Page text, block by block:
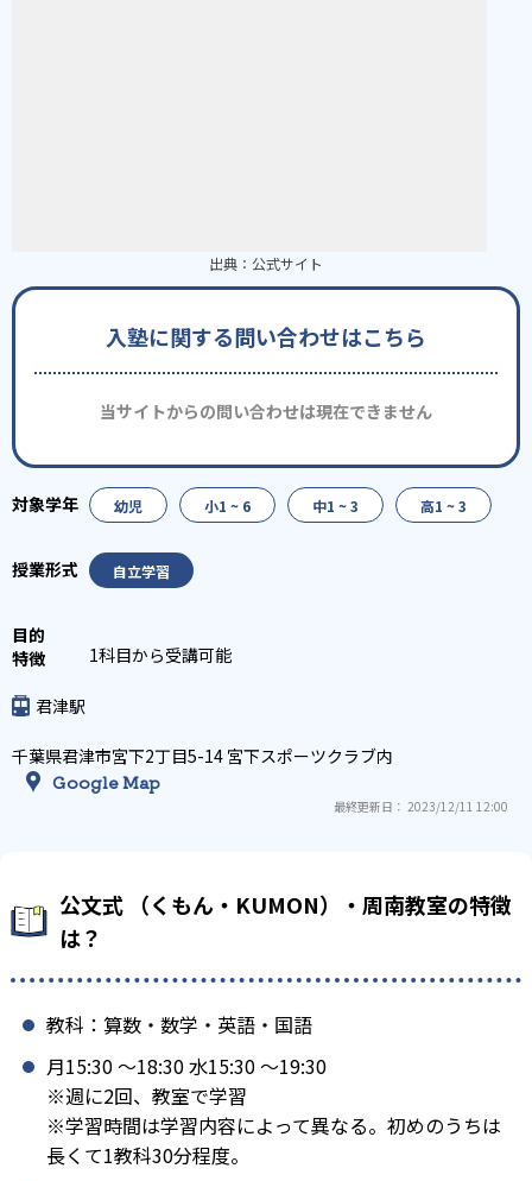
出典： 公式サイト
入塾に関する問い合わせはこちら
当サイトからの問い合わせは現在できません
幼児 小1 ~ 6 中1 ~ 3 高1 ~ 3
自立学習
1科目から受講可能
君津駅
千葉県君津市宮下2丁目5-14 宮下スポーツクラブ内
Google Map
最終更新日： 2023/12/11 12:00
公文式 （くもん・KUMON）・周南教室の特徴
は？
教科：算数・数学・英語・国語
月15:30 〜18:30 水15:30 〜19:30
※週に2回、教室で学習
※学習時間は学習内容によって異なる。初めのうちは
長くて1教科30分程度。